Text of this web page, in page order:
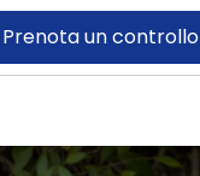
Prenota un controllo